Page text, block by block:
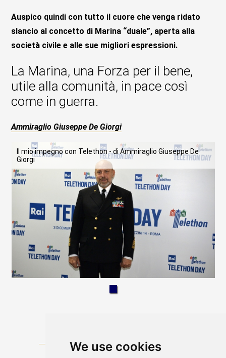
We use cookies
Auspico quindi con tutto il cuore che venga ridato
slancio al concetto di Marina “duale”, aperta alla
società civile e alle sue migliori espressioni.
La Marina, una Forza per il bene,
utile alla comunità, in pace così
come in guerra.
Ammiraglio Giuseppe De Giorgi
Il mio impegno con Telethon - di Ammiraglio Giuseppe De
Giorgi